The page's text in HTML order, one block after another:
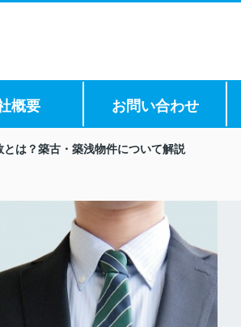
概要 お問い合わせ
とは？築古・築浅物件について解説